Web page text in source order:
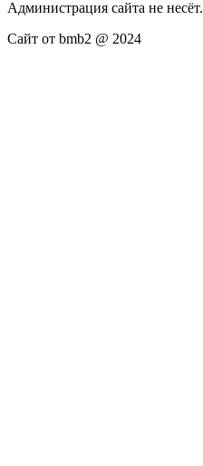
Администрация сайта не несёт.
Сайт от bmb2 @ 2024